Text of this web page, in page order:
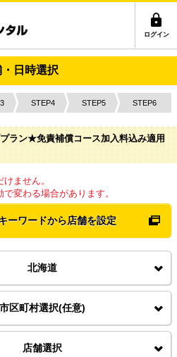
ログイン
・日時選択
STEP4 STEP5 STEP6
ラン★免責補償コース加入料込み適用
ません。
変わる場合があります。
ーワードから店舗を設定
北海道
市区町村選択(任意)
店舗選択